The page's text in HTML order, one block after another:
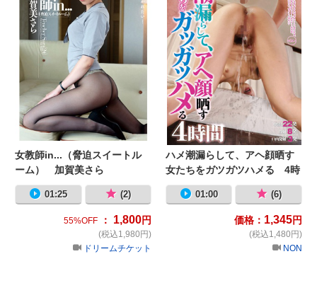
女教師in...（脅迫スイートル
ーム） 加賀美さら
01:25 (2)
55%OFF ： 1,800円
(税込1,980円)
ドリームチケット
ハメ潮漏らして、アヘ顔晒す
女たちをガツガツハメる 4時
間
01:00 (6)
価格： 1,345円
(税込1,480円)
NON